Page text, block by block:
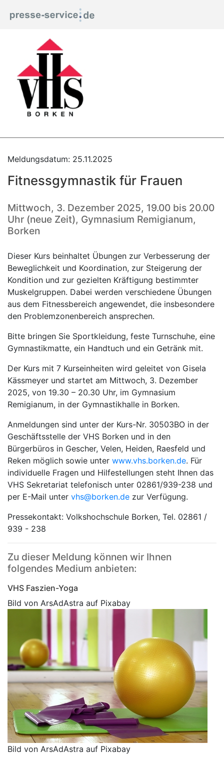
Meldungsdatum: 25.11.2025
Fitnessgymnastik für Frauen
Mittwoch, 3. Dezember 2025, 19.00 bis 20.00
Uhr (neue Zeit), Gymnasium Remigianum,
Borken
Dieser Kurs beinhaltet Übungen zur Verbesserung der
Beweglichkeit und Koordination, zur Steigerung der
Kondition und zur gezielten Kräftigung bestimmter
Muskelgruppen. Dabei werden verschiedene Übungen
aus dem Fitnessbereich angewendet, die insbesondere
den Problemzonenbereich ansprechen.
Bitte bringen Sie Sportkleidung, feste Turnschuhe, eine
Gymnastikmatte, ein Handtuch und ein Getränk mit.
Der Kurs mit 7 Kurseinheiten wird geleitet von Gisela
Kässmeyer und startet am Mittwoch, 3. Dezember
2025, von 19.30 – 20.30 Uhr, im Gymnasium
Remigianum, in der Gymnastikhalle in Borken.
Anmeldungen sind unter der Kurs-Nr. 30503BO in der
Geschäftsstelle der VHS Borken und in den
Bürgerbüros in Gescher, Velen, Heiden, Raesfeld und
Reken möglich sowie unter www.vhs.borken.de. Für
individuelle Fragen und Hilfestellungen steht Ihnen das
VHS Sekretariat telefonisch unter 02861/939-238 und
per E-Mail unter vhs@borken.de zur Verfügung.
Pressekontakt: Volkshochschule Borken, Tel. 02861 /
939 - 238
Zu dieser Meldung können wir Ihnen
folgendes Medium anbieten:
VHS Faszien-Yoga
Bild von ArsAdAstra auf Pixabay
Bild von ArsAdAstra auf Pixabay